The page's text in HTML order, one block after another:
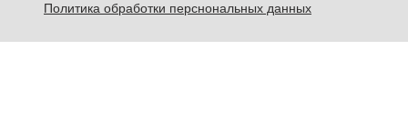
Политика обработки перснональных данных